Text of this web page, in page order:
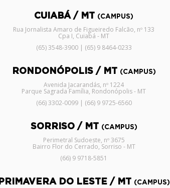
CUIABÁ / MT (CAMPUS)
Rua Jornalista Amaro de Figueiredo Falcão, nº 133
Cpa I, Cuiabá - MT
(65) 3548-3900 | (65) 9 8464-0233
RONDONÓPOLIS / MT (CAMPUS)
Avenida Jacarandás, nº 1224
Parque Sagrada Família, Rondonópolis - MT
(66) 3302-0099 | (66) 9 9725-6560
SORRISO / MT (CAMPUS)
Perimetral Sudoeste, nº 3675
Bairro Flor do Cerrado, Sorriso - MT
(66) 9 9718-5851
PRIMAVERA DO LESTE / MT (CAMPUS)